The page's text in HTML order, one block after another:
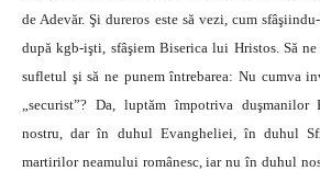
de Adevăr. Şi dureros este să vezi, cum
după kgb-işti, sfâşiem Biserica lui Hristos. Să
sufletul şi să ne punem întrebarea: Nu cumva
„securist”? Da, luptăm împotriva
nostru, dar în duhul Evangheliei, în duhul
martirilor neamului românesc, iar nu în duhul